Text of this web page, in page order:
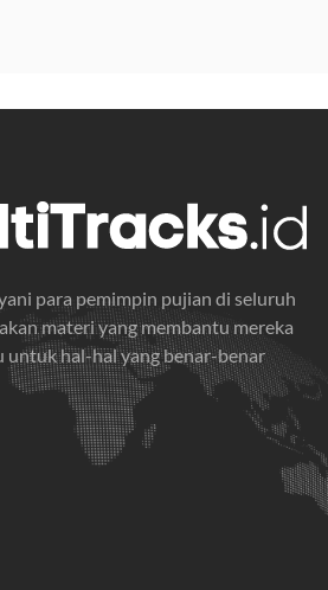
para pemimpin pujian di seluruh
materi yang membantu mereka
untuk hal-hal yang benar-benar